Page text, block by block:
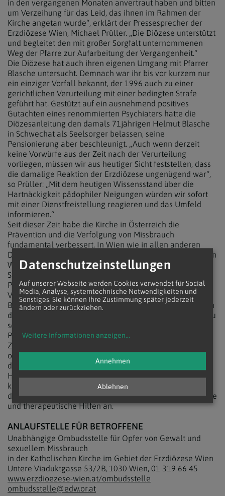
in den vergangenen Monaten anvertraut haben und bitten
um Verzeihung für das Leid, das ihnen im Rahmen der
Kirche angetan wurde“, erklärt der Pressesprecher der
Erzdiözese Wien, Michael Prüller. „Die Diözese unterstützt
und begleitet den mit großer Sorgfalt unternommenen
Weg der Pfarre zur Aufarbeitung der Vergangenheit.“
Die Diözese hat auch ihren eigenen Umgang mit Pfarrer
Blasche untersucht. Demnach war ihr bis vor kurzem nur
ein einziger Vorfall bekannt, der 1996 auch zu einer
gerichtlichen Verurteilung mit einer bedingten Strafe
geführt hat. Gestützt auf ein ausnehmend positives
Gutachten eines renommierten Psychiaters hatte die
Diözesanleitung den damals 71jährigen Helmut Blasche
in Schwechat als Seelsorger belassen, seine
Pensionierung aber beschleunigt. „Auch wenn derzeit
keine Vorwürfe aus der Zeit nach der Verurteilung
vorliegen, müssen wir aus heutiger Sicht feststellen, dass
die damalige Reaktion der Erzdiözese ungenügend war“,
so Prüller: „Mit dem heutigen Wissensstand über die
Hartnäckigkeit pädophiler Neigungen würden wir sofort
mit einer Dienstfreistellung reagieren und das Umfeld
informieren.“
Seit dieser Zeit habe die Kirche in Österreich die
Prävention und die Verfolgung von Missbrauch
fundamental verbessert. In Wien wie in allen anderen
Diözesen gibt es unabhängige Ombudsstellen (die erste in
Wien war 1996 gerade im Entstehen) und Präventions-
Stabstellen. Verpflichtende Präventionsschulungen, ein
Prozedere zur Meldung von Vorwürfen und
Verdachtsfällen und die Verpflichtung der Diözesen,
Betroffenen zu gerichtlichen Anzeigen zu raten und ihnen
dabei zu helfen, haben mit dazu beigetragen, ein Klima zu
schaffen, in dem Missbrauch nicht florieren kann, so
Prüller. Er bittet auch alle Menschen, die im
Zusammenhang mit Pfarrer Blasche Missbrauch erlitten
oder solchen bemerkt haben, sich bei der Ombudsstelle
der Erzdiözese Wien zu melden. Sie steht mit Rat und
Hilfe zur Verfügung, allen Hinweisen wird dort rasch,
kompetent und weisungsfrei nachgegangen. Auch wenn
die Vorfälle weit zurückliegen, bietet die Kirche finanzielle
und therapeutische Hilfen an.
ANLAUFSTELLE FÜR BETROFFENE
Unabhängige Ombudsstelle für Opfer von Gewalt und
sexuellem Missbrauch
in der Katholischen Kirche im Gebiet der Erzdiözese Wien
Untere Viaduktgasse 53/2B, 1030 Wien, 01 319 66 45
www.erzdioezese-wien.at/ombudsstelle
ombudsstelle@edw.or.at
Datenschutzeinstellungen
Auf unserer Webseite werden Cookies verwendet für Social
Media, Analyse, systemtechnische Notwendigkeiten und
Sonstiges. Sie können Ihre Zustimmung später jederzeit
ändern oder zurückziehen.
Weitere Informationen anzeigen...
Ablehnen
Annehmen